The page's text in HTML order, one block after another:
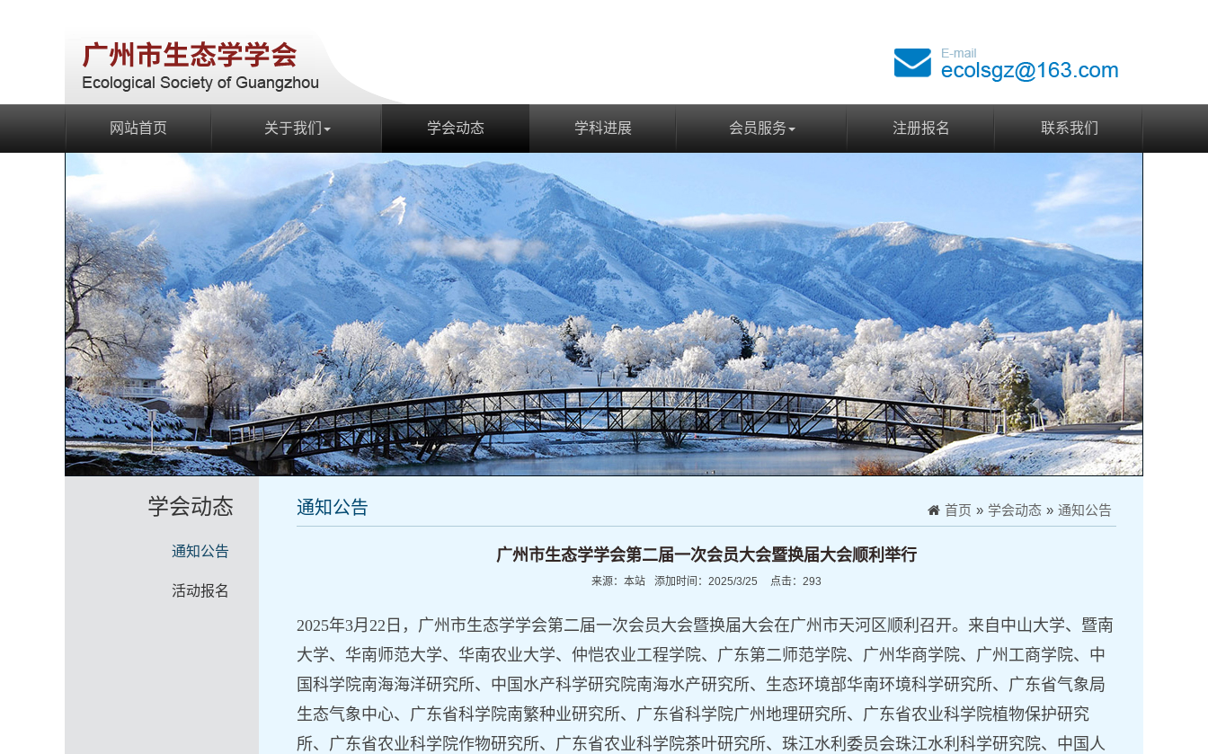
网站首页 关于我们 学会动态 学科进展 会员服务 注册报名 联系我们
关于我们 学会动态 联系我们
学会动态
通知公告
活动报名
首页 » 学会动态 » 通知公告
通知公告
广州市生态学学会第二届一次会员大会暨换届大会顺利举行
来源： 本站 添加时间： 2025/3/25 点击： 293
2025年3月22日， 广州市生态学学会第二届一次会员大会暨换届大会在广州市天河区顺利召开。来自 中山大学、暨南
大学、华南师范大学、华南农业大学、仲恺农业工程学院、广东第二师范学院、广州华商学院、广州工商学院、中
国科学院南海海洋研究所、中国水产科学研究院南海水产研究所、生态环境部华南环境科学研究所、广东省气象局
生态气象中心、广东省科学院南繁种业研究所、广东省科学院广州地理研究所、广东省农业科学院植物保护研究
所、广东省农业科学院作物研究所、广东省农业科学院茶叶研究所、珠江水利委员会珠江水利科学研究院、中国人